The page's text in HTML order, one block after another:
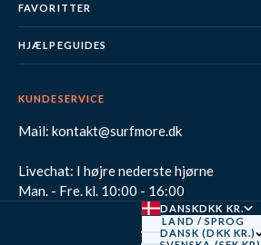
FAVORITTER
HJÆLPEGUIDES
KUNDESERVICE
Mail: kontakt@surfmore.dk
Livechat: I højre nederste hjørne
Man. - Fre. kl. 10:00 - 16:00
DANSKDKK KR.
LAND / SPROG
DANSK (DKK KR.)